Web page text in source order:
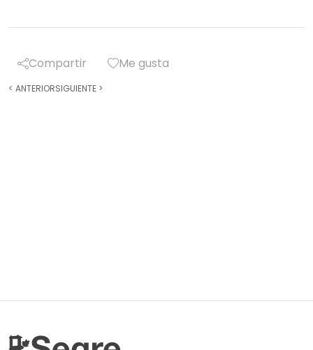
Compartir Me gusta
< ANTERIORSIGUIENTE >